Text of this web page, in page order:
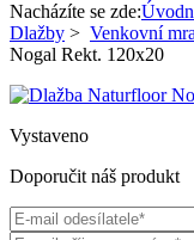
Nacházíte se zde:
Dlažby > Venkovní
Nogal Rekt. 120x20
Vystaveno
Doporučit náš produkt